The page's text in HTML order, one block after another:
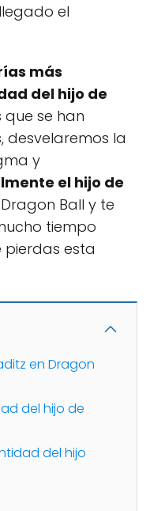
el
más
del hijo de
se han
desvelaremos la
y
el hijo de
Ball y te
tiempo
pierdas esta
en Dragon
del hijo de
del hijo